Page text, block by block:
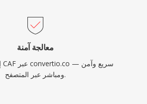
معالجة آمنة
ومباشر عبر المتصفح.